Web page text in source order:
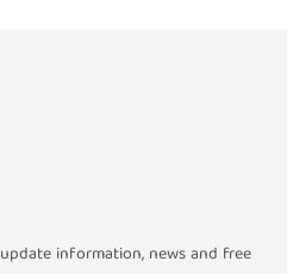
information, news and free